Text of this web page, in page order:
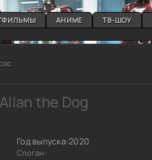
АНИМЕ ТВ-ШОУ
the Dog
Год выпуска:2020
Слоган: